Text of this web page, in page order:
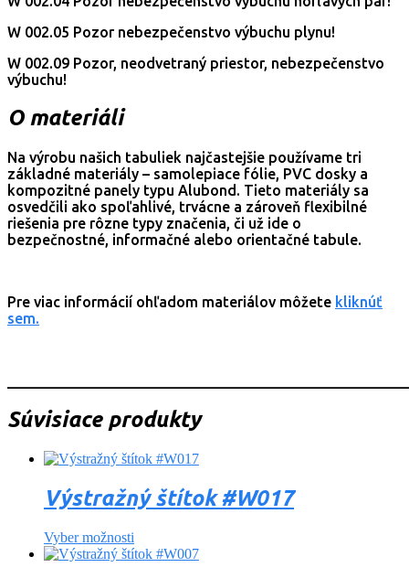
W 002.05 Pozor nebezpečenstvo výbuchu plynu!
W 002.09 Pozor, neodvetraný priestor, nebezpečenstvo
výbuchu!
O materiáli
Na výrobu našich tabuliek najčastejšie používame tri
základné materiály – samolepiace fólie, PVC dosky a
kompozitné panely typu Alubond. Tieto materiály sa
osvedčili ako spoľahlivé, trvácne a zároveň flexibilné
riešenia pre rôzne typy značenia, či už ide o
bezpečnostné, informačné alebo orientačné tabule.
Pre viac informácií ohľadom materiálov môžete kliknúť
sem.
Súvisiace produkty
Výstražný štítok #W017
Vyber možnosti